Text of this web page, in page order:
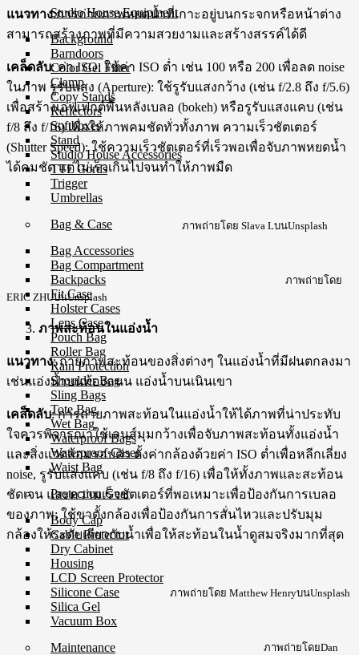
Studio House Equipment
Background
Barndoors
Color Gel Filter
Clamp
Copy Stands
Reflectors
Softboxes
Stand
Studio House Accessories
TTL Cords
Trigger
Umbrellas
Bag & Case
Bag Accessories
Bag Compartment
Backpacks
Fit Case
Holster Cases
Lens Case
Pouch Bag
Roller Bag
Rain Protection
Shoulder Bag
Sling Bags
Tote Bag
Wet Bag
Waterproof Bags
Waterproof Cases
Waist Bag
Protection Gear
Body Cap
Cable Protector
Dry Cabinet
Housing
LCD Screen Protector
Silicone Case
Silica Gel
Vacuum Box
Maintenance
แนวทาง:การถ่ายภาพหยดน้ำที่เกาะอยู่บนกระจกหรือหน้าต่าง
สามารถสร้างภาพที่มีความสวยงามและสร้างสรรค์ได้ดี
เคล็ดลับ: ค่า ISO: ใช้ค่า ISO ต่ำ เช่น 100 หรือ 200 เพื่อลด noise
ในภาพ รูรับแสง (Aperture): ใช้รูรับแสงกว้าง (เช่น f/2.8 ถึง f/5.6)
เพื่อสร้างเอฟเฟกต์พื้นหลังเบลอ (bokeh) หรือรูรับแสงแคบ (เช่น
f/8 ถึง f/16) เพื่อให้ภาพคมชัดทั่วทั้งภาพ ความเร็วชัตเตอร์
(Shutter Speed): ใช้ความเร็วชัตเตอร์ที่เร็วพอเพื่อจับภาพหยดน้ำ
ได้คมชัด แต่ไม่เร็วเกินไปจนทำให้ภาพมืด
ภาพถ่ายโดย Slava LบนUnsplash
ภาพถ่ายโดย
ERIC ZHUบนUnsplash
ภาพสะท้อนในแอ่งน้ำ
แนวทาง: ถ่ายภาพสะท้อนของสิ่งต่างๆ ในแอ่งน้ำที่มีฝนตกลงมา
เช่นแอ่งน้ำบนท้องถนน แอ่งน้ำบนเนินเขา
เคล็ดลับ: การถ่ายภาพสะท้อนในแอ่งน้ำให้ได้ภาพที่น่าประทับ
ใจควรพิจารณาใช้เลนส์มุมกว้างเพื่อจับภาพสะท้อนทั้งแอ่งน้ำ
และสิ่งแวดล้อมรอบตัว ตั้งค่ากล้องด้วยค่า ISO ต่ำเพื่อหลีกเลี่ยง
noise, รูรับแสงแคบ (เช่น f/8 ถึง f/16) เพื่อให้ทั้งภาพและสะท้อน
ชัดเจน และความเร็วชัตเตอร์ที่พอเหมาะเพื่อป้องกันการเบลอ
ของภาพ; ใช้ขาตั้งกล้องเพื่อป้องกันการสั่นไหวและปรับมุม
กล้องให้ระดับเดียวกับน้ำเพื่อให้สะท้อนในน้ำดูสมจริงมากที่สุด
ภาพถ่ายโดย Matthew HenryบนUnsplash
ภาพถ่ายโดยDan